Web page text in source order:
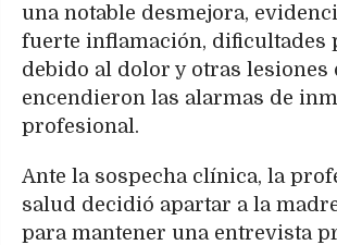
una notable desmejora,
fuerte inflamación, dificultades
debido al dolor y otras lesiones
encendieron las alarmas de
profesional.
Ante la sospecha clínica, la
salud decidió apartar a la
para mantener una entrevista